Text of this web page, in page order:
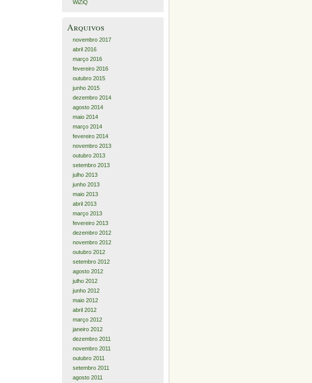
WiZiQ
Arquivos
novembro 2017
abril 2016
março 2016
fevereiro 2016
outubro 2015
junho 2015
dezembro 2014
agosto 2014
maio 2014
março 2014
fevereiro 2014
novembro 2013
outubro 2013
setembro 2013
julho 2013
junho 2013
maio 2013
abril 2013
março 2013
fevereiro 2013
dezembro 2012
novembro 2012
outubro 2012
setembro 2012
agosto 2012
julho 2012
junho 2012
maio 2012
abril 2012
março 2012
janeiro 2012
dezembro 2011
novembro 2011
outubro 2011
setembro 2011
agosto 2011